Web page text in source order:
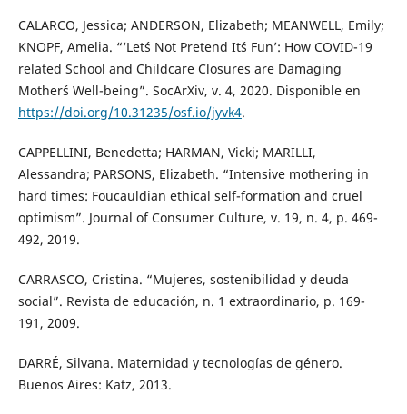
CALARCO, Jessica; ANDERSON, Elizabeth; MEANWELL, Emily;
KNOPF, Amelia. “‘Let´s Not Pretend It´s Fun’: How COVID-19
related School and Childcare Closures are Damaging
Mother´s Well-being”. SocArXiv, v. 4, 2020. Disponible en
https://doi.org/10.31235/osf.io/jyvk4.
CAPPELLINI, Benedetta; HARMAN, Vicki; MARILLI,
Alessandra; PARSONS, Elizabeth. “Intensive mothering in
hard times: Foucauldian ethical self-formation and cruel
optimism”. Journal of Consumer Culture, v. 19, n. 4, p. 469-
492, 2019.
CARRASCO, Cristina. “Mujeres, sostenibilidad y deuda
social”. Revista de educación, n. 1 extraordinario, p. 169-
191, 2009.
DARRÉ, Silvana. Maternidad y tecnologías de género.
Buenos Aires: Katz, 2013.